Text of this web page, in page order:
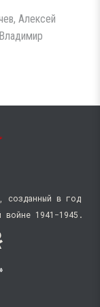
Алексей
созданный в год
войне 1941−1945.